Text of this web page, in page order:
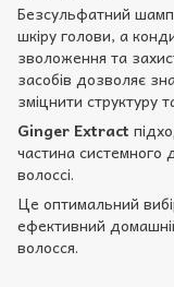
Безсульфатний
шкіру голови, а
зволоження та
засобів дозволяє
зміцнити структуру
Ginger Extract
частина системного
волоссі.
Це оптимальний
ефективний
волосся.